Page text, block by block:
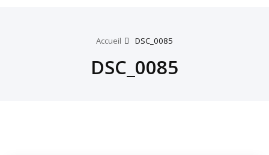
Accueil DSC_0085
DSC_0085